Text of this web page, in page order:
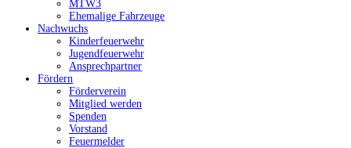
MTW3
Ehemalige Fahrzeuge
Nachwuchs
Kinderfeuerwehr
Jugendfeuerwehr
Ansprechpartner
Fördern
Förderverein
Mitglied werden
Spenden
Vorstand
Feuermelder